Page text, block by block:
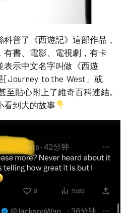
普了《西遊記》這部作品，
有書、電影、電視劇，有卡
示中文名字叫做《西遊
[Journey to the West」或
至貼心附上了維奇百科連結。
看到大的故事